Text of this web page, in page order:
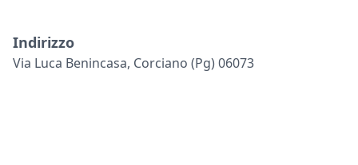
Indirizzo
Via Luca Benincasa, Corciano (pg) 06073